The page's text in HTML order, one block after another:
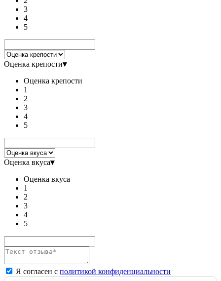
3
4
5
Оценка крепости▾
Оценка крепости
1
2
3
4
5
Оценка вкуса▾
Оценка вкуса
1
2
3
4
5
Я согласен с политикой конфиденциальности